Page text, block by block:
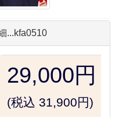
...kfa0510
29,000円
(税込 31,900円)